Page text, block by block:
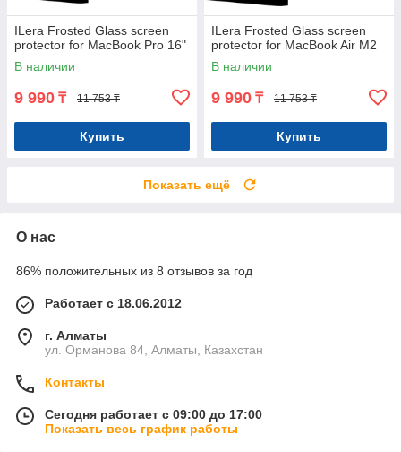
ILera Frosted Glass screen
protector for MacBook Pro 16"
В наличии
9 990 ₸ 11 753 ₸
Купить
ILera Frosted Glass screen
protector for MacBook Air M2
В наличии
9 990 ₸ 11 753 ₸
Купить
Показать ещё
О нас
86% положительных из 8 отзывов за год
Работает с 18.06.2012
г. Алматы
ул. Орманова 84, Алматы, Казахстан
Контакты
Сегодня работает с 09:00 до 17:00
Показать весь график работы